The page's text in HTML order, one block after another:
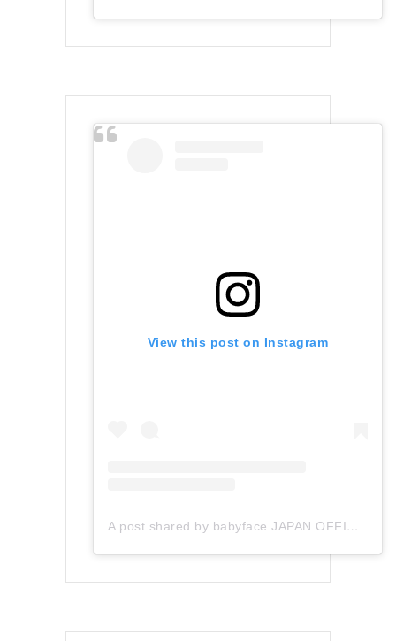
View this post on Instagram
A post shared by babyface JAPAN OFFICIAL (@babyface_japan)